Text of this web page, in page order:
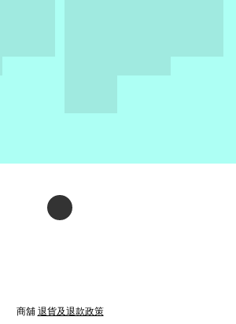
商舖 退貨及退款政策